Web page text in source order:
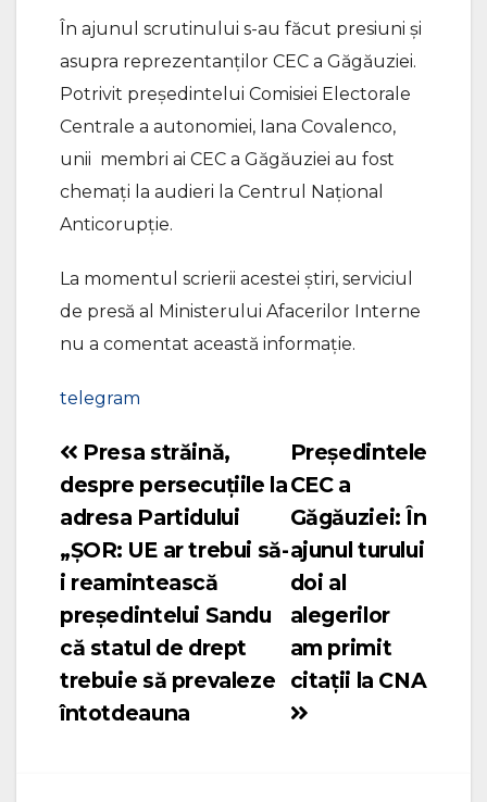
În ajunul scrutinului s-au făcut presiuni și
asupra reprezentanților CEC a Găgăuziei.
Potrivit președintelui Comisiei Electorale
Centrale a autonomiei, Iana Covalenco,
unii membri ai CEC a Găgăuziei au fost
chemați la audieri la Centrul Național
Anticorupție.
La momentul scrierii acestei știri, serviciul
de presă al Ministerului Afacerilor Interne
nu a comentat această informație.
telegram
Navigare
în
articole
Președintele
CEC a
Găgăuziei: În
ajunul turului
doi al
alegerilor
am primit
citații la CNA
Presa străină,
despre persecuțiile la
adresa Partidului
„ȘOR: UE ar trebui să-
i reamintească
președintelui Sandu
că statul de drept
trebuie să prevaleze
întotdeauna